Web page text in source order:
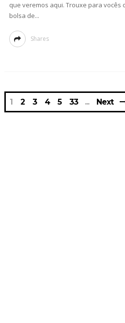
que veremos aqui. Trouxe para vocês
bolsa de...
Shares
1 2 3 4 5 33 Next